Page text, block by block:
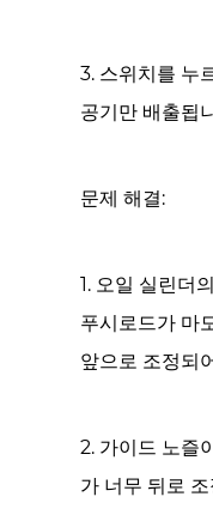
3. 스위치를 누
공기만 배출됩
문제 해결:
1. 오일 실린더
푸시로드가 마
앞으로 조정되
2. 가이드 노즐
가 너무 뒤로